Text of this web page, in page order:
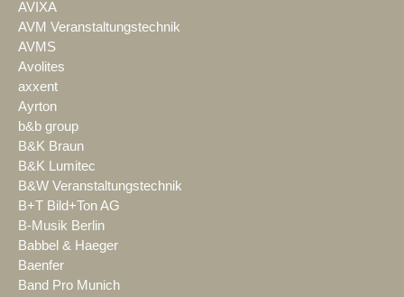
AVIXA
AVM Veranstaltungstechnik
AVMS
Avolites
axxent
Ayrton
b&b group
B&K Braun
B&K Lumitec
B&W Veranstaltungstechnik
B+T Bild+Ton AG
B-Musik Berlin
Babbel & Haeger
Baenfer
Band Pro Munich